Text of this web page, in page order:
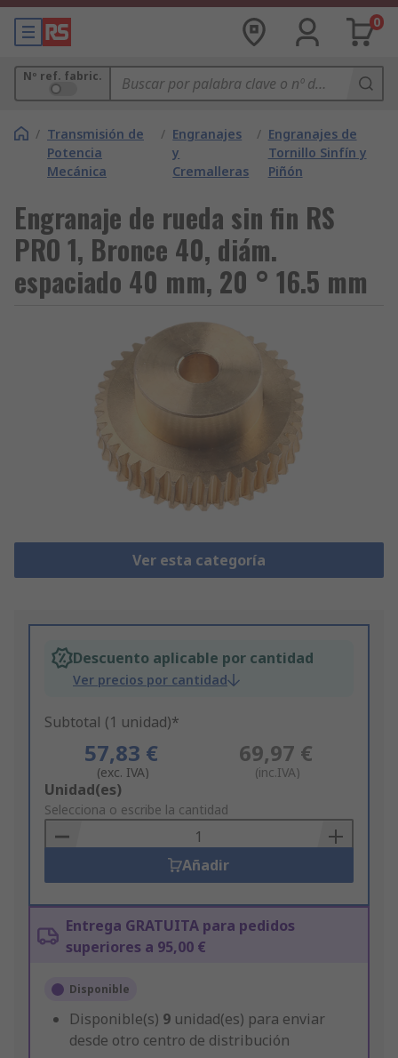
0
Nº ref. fabric.
/ Transmisión de
Potencia
Mecánica
/ Engranajes
y
Cremalleras
/ Engranajes de
Tornillo Sinfín y
Piñón
Engranaje de rueda sin fin RS
PRO 1, Bronce 40, diám.
espaciado 40 mm, 20 ° 16.5 mm
Ver esta categoría
Descuento aplicable por cantidad
Ver precios por cantidad
Subtotal (1 unidad)*
57,83 €
(exc. IVA)
69,97 €
(inc.IVA)
Add
to
Basket
Unidad(es)
Selecciona o escribe la cantidad
Añadir
Entrega GRATUITA para pedidos
superiores a 95,00 €
Disponible
Disponible(s) 9 unidad(es) para enviar
desde otro centro de distribución